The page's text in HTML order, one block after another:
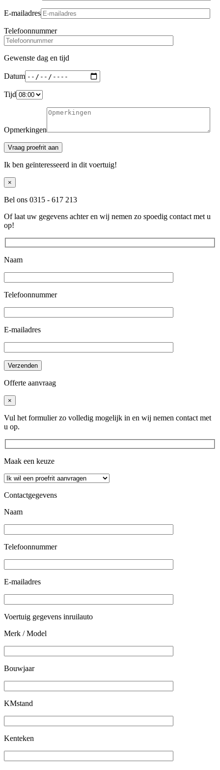
E-mailadres
Telefoonnummer
Gewenste dag en tijd
Datum
Tijd
Opmerkingen
Ik ben geïnteresseerd in dit voertuig!
×
Bel ons 0315 - 617 213
Of laat uw gegevens achter en wij nemen zo spoedig contact met u
op!
Naam
Telefoonnummer
E-mailadres
Offerte aanvraag
×
Vul het formulier zo volledig mogelijk in en wij nemen contact met
u op.
Maak een keuze
Contactgegevens
Naam
Telefoonnummer
E-mailadres
Voertuig gegevens inruilauto
Merk / Model
Bouwjaar
KMstand
Kenteken